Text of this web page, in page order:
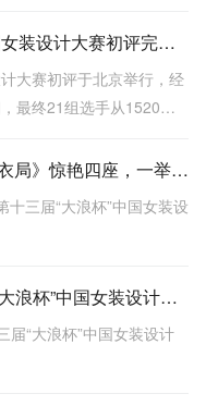
狂“卷”全球，第十四届“大浪杯”中国女装设计大赛初评完美收官
大赛初评于北京举行，经
最终21组选手从1520份
以时尚身姿永立潮头，作品《中华衣局》惊艳四座，一举夺得第十三届“大浪杯”中国女装设计大赛“金浪奖”
三届“大浪杯”中国女装设
入围公示（附效果图） | 第十三届“大浪杯”中国女装设计大赛入围名单出炉！
届“大浪杯”中国女装设计